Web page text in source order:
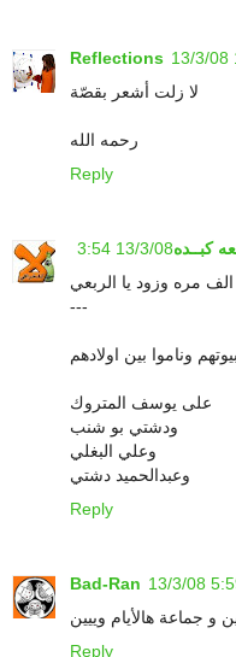
Reflections 13/3/08
لا زلت أشعر بقصّة
رحمه الله
Reply
كبــده
مره وزود يا الربعي
---
وناموا بين اولادهم
على يوسف المتروك
ودشتي بو شنب
وعلي البغلي
وعبدالحميد دشتي
Reply
Bad-Ran 13/3/08
و جماعة هالأيام وييين
Reply